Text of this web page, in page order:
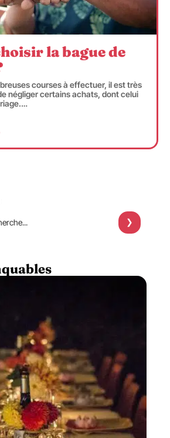
la bague de
courses à effectuer, il est très
négliger certains achats, dont celui
…